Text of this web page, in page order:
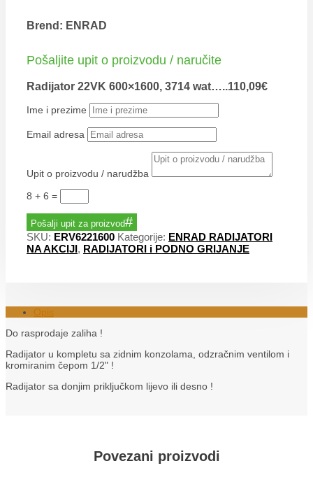
Brend: ENRAD
Pošaljite upit o proizvodu / naručite
Radijator 22VK 600×1600, 3714 wat…..110,09€
Ime i prezime
Email adresa
Upit o proizvodu / narudžba
8 + 6 =
Pošalji upit za proizvod
SKU: ERV6221600 Kategorije: ENRAD RADIJATORI
NA AKCIJI, RADIJATORI i PODNO GRIJANJE
Opis
Do rasprodaje zaliha !
Radijator u kompletu sa zidnim konzolama, odzračnim ventilom i
kromiranim čepom 1/2" !
Radijator sa donjim priključkom lijevo ili desno !
Povezani proizvodi